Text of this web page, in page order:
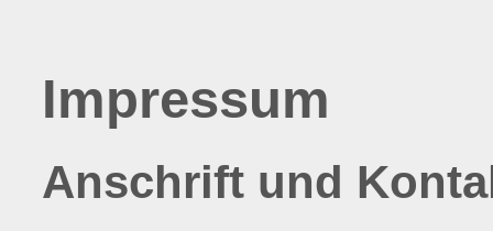
Impressum
Anschrift und